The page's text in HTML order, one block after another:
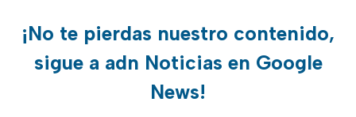
¡No te pierdas nuestro contenido,
sigue a adn Noticias en Google
News!